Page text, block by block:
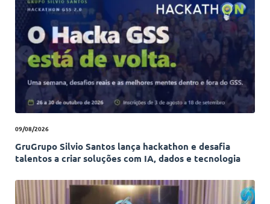
09/08/2026
GruGrupo Silvio Santos lança hackathon e desafia
talentos a criar soluções com IA, dados e tecnologia